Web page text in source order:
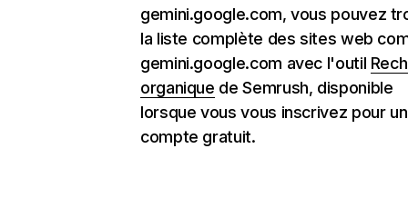
gemini.google.com, vous pouvez
la liste complète des sites web
gemini.google.com avec l'outil
organique de Semrush, disponible
lorsque vous vous inscrivez pour un
compte gratuit.